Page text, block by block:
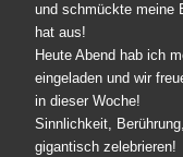
und schmückte meine
hat aus!
Heute Abend hab ich
eingeladen und wir
in dieser Woche!
Sinnlichkeit,
gigantisch zelebrieren!